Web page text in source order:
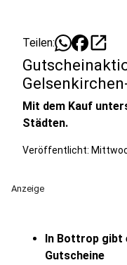
Teilen: open_in_new
Mit dem Kauf
Städten.
Veröffentlicht:
Anzeige
In Bottrop gibt
Gutscheine